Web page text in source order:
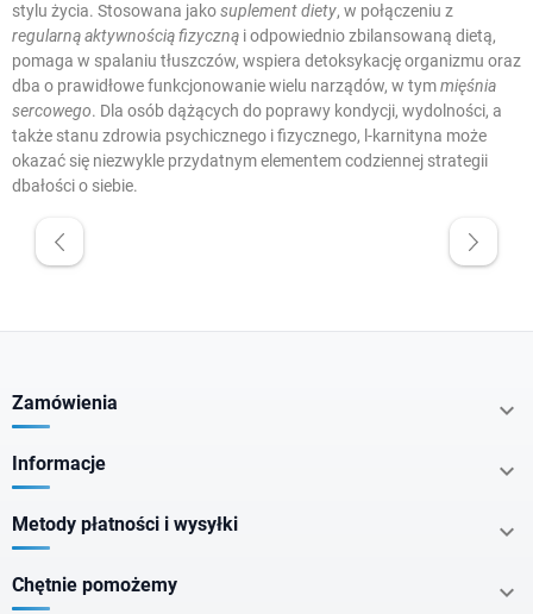
Krótka data
Cena
zł zł
stylu życia. Stosowana jakosuplement diety, w połączeniu z
regularną aktywnością fizyczną i odpowiednio zbilansowaną dietą,
pomaga w spalaniu tłuszczów, wspiera detoksykację organizmu oraz
dba o prawidłowe funkcjonowanie wielu narządów, w tymmięśnia
sercowego. Dla osób dążących do poprawy kondycji, wydolności, a
także stanu zdrowia psychicznego i fizycznego, l-karnityna może
okazać się niezwykle przydatnym elementem codziennej strategii
dbałości o siebie.
Zamówienia 
Informacje 
Metody płatności i wysyłki 
Chętnie pomożemy 